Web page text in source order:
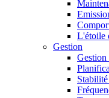
L'étoile
Gestion
Gestion